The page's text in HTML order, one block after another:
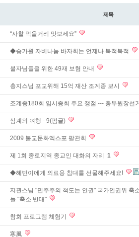
제목
“사찰 먹을거리 맛보세요”
◆승가원 자비나눔 바자회는 언제나 북적북적
불자님들을 위한 49재 보험 안내
총지스님 포교위해 15억 재산 조계종 보시
조계종180회 임시종회 주요 쟁점 --- 총무원장선
삼계의 여행 - 9(펌글)
2009 불교문화엑스포 팔관회
제 1회 종로지역 종교인 대화의 자리 1
◆혜빈이에게 의료용 침대를 선물해주세요!
지관스님 "민주주의 척도는 인권" 국가인권위 축
들 "축소 반대"
참회 프로그램 체험기
寒風